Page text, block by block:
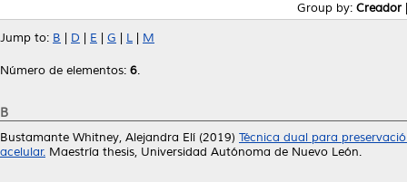
Group by: Creador
Jump to: B D E G L M
Número de elementos: 6.
B
Bustamante Whitney, Alejandra Elí (2019) Técnica dual para
acelular. Maestría thesis, Universidad Autónoma de Nuevo León.